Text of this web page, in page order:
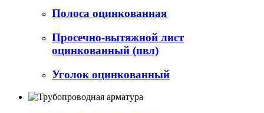
Полоса оцинкованная
Просечно-вытяжной лист
оцинкованный (пвл)
Уголок оцинкованный